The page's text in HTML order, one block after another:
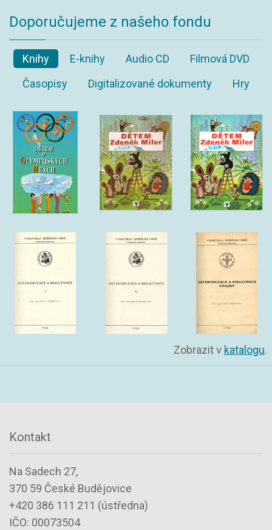
Doporučujeme z našeho fondu
Knihy E-knihy Audio CD
Filmová DVD
Časopisy
Digitalizované dokumenty Hry
Zobrazit v katalogu.
Kontakt
Na Sadech 27,
370 59 České Budějovice
+420 386 111 211 (ústředna)
IČO: 00073504